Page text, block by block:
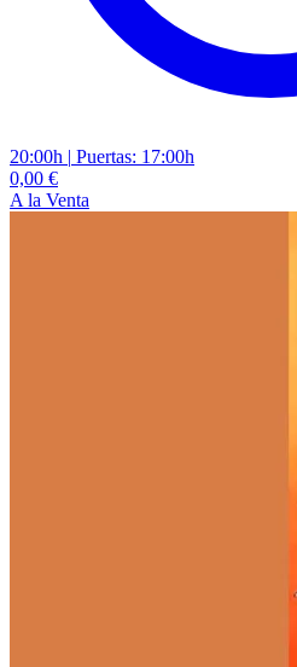
20:00h | Puertas: 17:00h
0,00 €
A la Venta